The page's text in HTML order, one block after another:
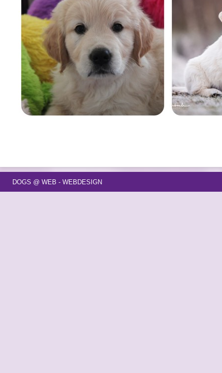
DOGS @ WEB - WEBDESIGN